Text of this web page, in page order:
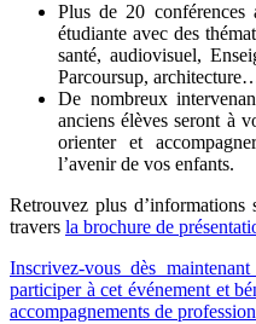
Plus de 20
étudiante avec des
santé, audiovisuel,
Parcoursup,
De nombreux
anciens élèves seront à
orienter et
l’avenir de vos enfants.
Retrouvez plus
travers la brochure de
Inscrivez-vous dès
participer à cet événement et
accompagnements de